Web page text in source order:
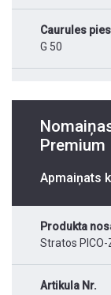
Caurules
G 50
Premium
Apmaiņats
Produkta
Stratos
Artikula Nr.